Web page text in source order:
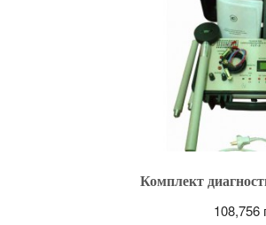
Комплект
108,756